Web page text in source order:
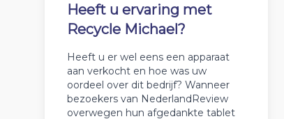
Heeft u ervaring met
Recycle Michael?
Heeft u er wel eens een apparaat
aan verkocht en hoe was uw
oordeel over dit bedrijf? Wanneer
bezoekers van NederlandReview
overwegen hun afgedankte tablet